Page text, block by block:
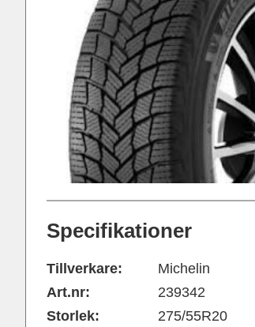
Specifikationer
Tillverkare:
Art.nr:
Storlek:
Michelin
239342
275/55R20